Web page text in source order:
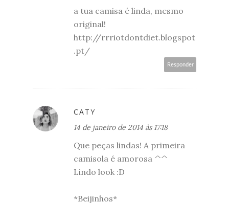
a tua camisa é linda, mesmo
original!
http://rrriotdontdiet.blogspot
.pt/
Responder
CATY
14 de janeiro de 2014 às 17:18
Que peças lindas! A primeira
camisola é amorosa ^^
Lindo look :D
*Beijinhos*